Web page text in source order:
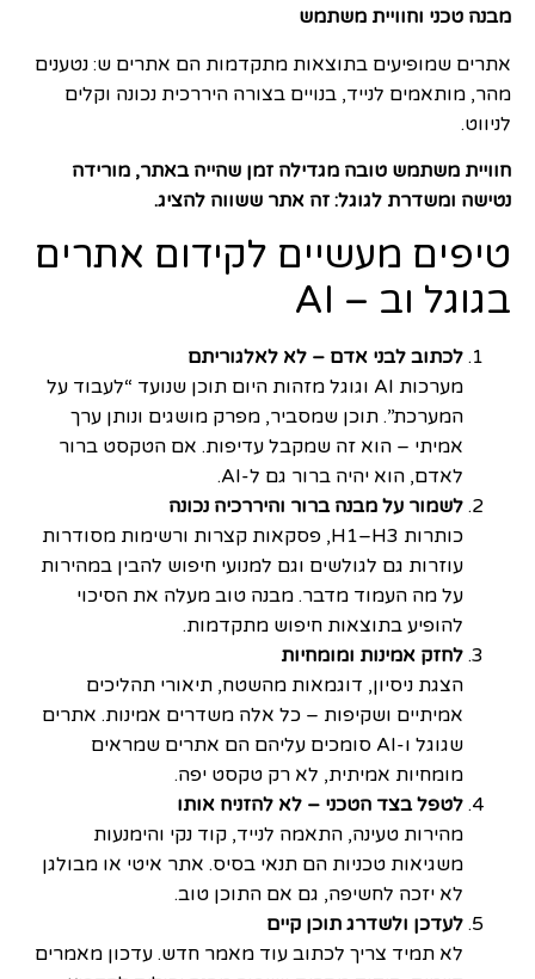
מבנה טכני וחוויית משתמש
אתרים שמופיעים בתוצאות מתקדמות הם אתרים ש: נטענים
מהר, מותאמים לנייד, בנויים בצורה היררכית נכונה וקלים
לניווט.
חוויית משתמש טובה מגדילה זמן שהייה באתר, מורידה
נטישה ומשדרת לגוגל: זה אתר ששווה להציג.
טיפים מעשיים לקידום אתרים
בגוגל וב – AI
לכתוב לבני אדם – לא לאלגוריתם
מערכות AI וגוגל מזהות היום תוכן שנועד “לעבוד על
המערכת”. תוכן שמסביר, מפרק מושגים ונותן ערך
אמיתי – הוא זה שמקבל עדיפות. אם הטקסט ברור
לאדם, הוא יהיה ברור גם ל-AI.
לשמור על מבנה ברור והיררכיה נכונה
כותרות H1–H3, פסקאות קצרות ורשימות מסודרות
עוזרות גם לגולשים וגם למנועי חיפוש להבין במהירות
על מה העמוד מדבר. מבנה טוב מעלה את הסיכוי
להופיע בתוצאות חיפוש מתקדמות.
לחזק אמינות ומומחיות
הצגת ניסיון, דוגמאות מהשטח, תיאורי תהליכים
אמיתיים ושקיפות – כל אלה משדרים אמינות. אתרים
שגוגל ו-AI סומכים עליהם הם אתרים שמראים
מומחיות אמיתית, לא רק טקסט יפה.
לטפל בצד הטכני – לא להזניח אותו
מהירות טעינה, התאמה לנייד, קוד נקי והימנעות
משגיאות טכניות הם תנאי בסיס. אתר איטי או מבולגן
לא יזכה לחשיפה, גם אם התוכן טוב.
לעדכן ולשדרג תוכן קיים
לא תמיד צריך לכתוב עוד מאמר חדש. עדכון מאמרים